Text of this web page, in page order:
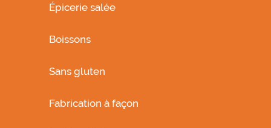
Épicerie salée
Boissons
Sans gluten
Fabrication à façon